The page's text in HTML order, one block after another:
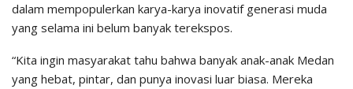
dalam mempopulerkan karya-karya inovatif generasi muda
yang selama ini belum banyak terekspos.
“Kita ingin masyarakat tahu bahwa banyak anak-anak Medan
yang hebat, pintar, dan punya inovasi luar biasa. Mereka